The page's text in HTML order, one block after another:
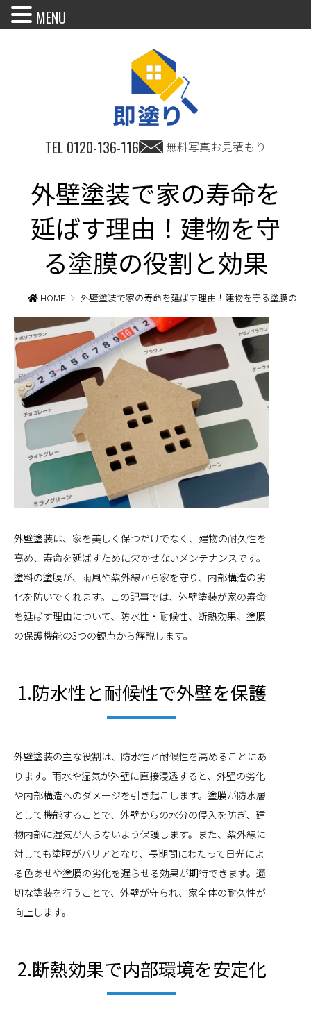
TEL 0120-136-116 無料写真お見積もり
外壁塗装で家の寿命を
延ばす理由！建物を守
る塗膜の役割と効果
HOME 外壁塗装で家の寿命を延ばす理由！建物を守る塗膜の役
外壁塗装は、家を美しく保つだけでなく、建物の耐久性を
高め、寿命を延ばすために欠かせないメンテナンスです。
塗料の塗膜が、雨風や紫外線から家を守り、内部構造の劣
化を防いでくれます。この記事では、外壁塗装が家の寿命
を延ばす理由について、防水性・耐候性、断熱効果、塗膜
の保護機能の3つの観点から解説します。
1.防水性と耐候性で外壁を保護
外壁塗装の主な役割は、防水性と耐候性を高めることにあ
ります。雨水や湿気が外壁に直接浸透すると、外壁の劣化
や内部構造へのダメージを引き起こします。塗膜が防水層
として機能することで、外壁からの水分の侵入を防ぎ、建
物内部に湿気が入らないよう保護します。また、紫外線に
対しても塗膜がバリアとなり、長期間にわたって日光によ
る色あせや塗膜の劣化を遅らせる効果が期待できます。適
切な塗装を行うことで、外壁が守られ、家全体の耐久性が
向上します。
2.断熱効果で内部環境を安定化
MENU